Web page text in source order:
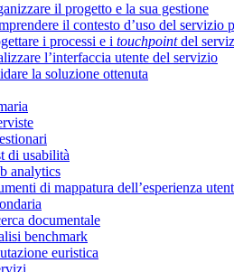
il progetto e la sua gestione
il contesto d’uso del servizio
i processi e i touchpointdel
l’interfaccia utente del servizio
la soluzione ottenuta
di usabilità
analytics
di mappatura dell’esperienza
documentale
benchmark
euristica